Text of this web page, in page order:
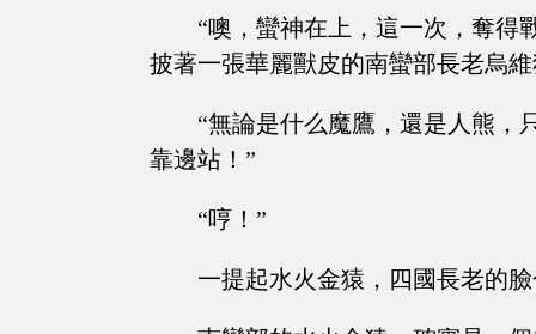
“噢，蠻神在上，這一次，奪得
披著一張華麗獸皮的南蠻部長老烏
“無論是什么魔鷹，還是人熊，
靠邊站！”
“哼！”
一提起水火金猿，四國長老的